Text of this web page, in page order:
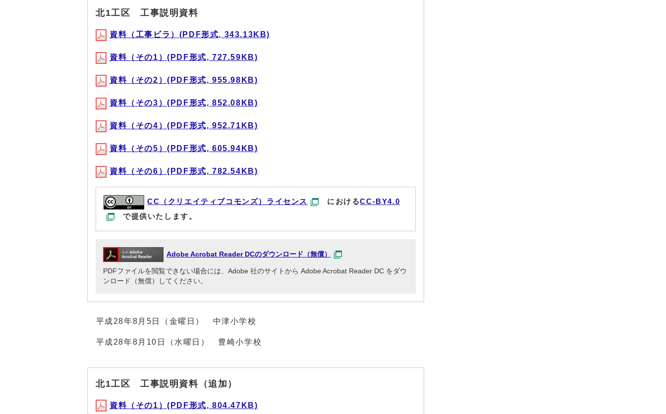
北1工区 工事説明資料
資料（工事ビラ）(PDF形式, 343.13KB)
資料（その1）(PDF形式, 727.59KB)
資料（その2）(PDF形式, 955.98KB)
資料（その3）(PDF形式, 852.08KB)
資料（その4）(PDF形式, 952.71KB)
資料（その5）(PDF形式, 605.94KB)
資料（その6）(PDF形式, 782.54KB)
CC（クリエイティブコモンズ）ライセンス におけるCC-BY4.0
で提供いたします。
Adobe Acrobat Reader DCのダウンロード（無償）
PDFファイルを閲覧できない場合には、Adobe 社のサイトから Adobe Acrobat Reader DC をダウ
ンロード（無償）してください。
平成28年8月5日（金曜日） 中津小学校
平成28年8月10日（水曜日） 豊崎小学校
北1工区 工事説明資料（追加）
資料（その1）(PDF形式, 804.47KB)